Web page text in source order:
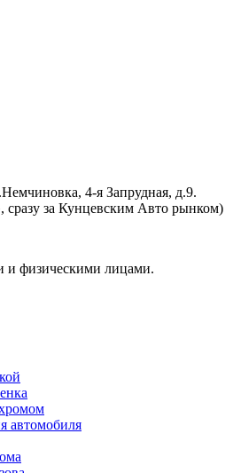
4-я Запрудная, д.9.
за Кунцевским Авто рынком)
и физическими лицами.
автомобиля